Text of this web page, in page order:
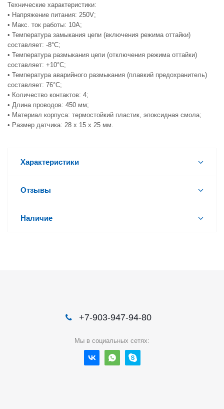
Технические характеристики:
• Напряжение питания: 250V;
• Макс. ток работы: 10А;
• Температура замыкания цепи (включения режима оттайки)
составляет: -8°C;
• Температура размыкания цепи (отключения режима оттайки)
составляет: +10°C;
• Температура аварийного размыкания (плавкий предохранитель)
составляет: 76°C;
• Количество контактов: 4;
• Длина проводов: 450 мм;
• Материал корпуса: термостойкий пластик, эпоксидная смола;
• Размер датчика: 28 х 15 х 25 мм.
Характеристики
Отзывы
Наличие
+7-903-947-94-80
Мы в социальных сетях: